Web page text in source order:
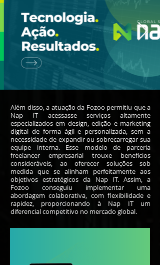
Além disso, a atuação da Fozoo permitiu que a
Nap IT acessasse serviços altamente
especializados em design, edição e marketing
digital de forma ágil e personalizada, sem a
necessidade de expandir ou sobrecarregar sua
equipe interna. Esse modelo de parceria
freelancer empresarial trouxe benefícios
consideráveis, ao oferecer soluções sob
medida que se alinham perfeitamente aos
objetivos estratégicos da Nap IT. Assim, a
Fozoo conseguiu implementar uma
abordagem colaborativa, com flexibilidade e
rapidez, proporcionando à Nap IT um
diferencial competitivo no mercado global.